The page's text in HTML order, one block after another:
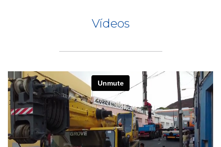
Vídeos